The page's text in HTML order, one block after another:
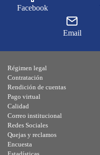
Facebook
Email
Régimen legal
Contratación
Rendición de cuentas
Pago virtual
Calidad
Correo institucional
Redes Sociales
Quejas y reclamos
Encuesta